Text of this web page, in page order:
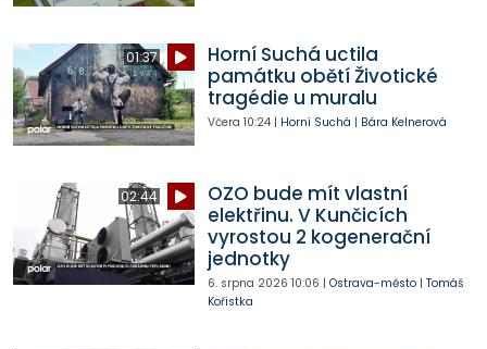
01:37
Horní Suchá uctila
památku obětí Životické
tragédie u muralu
Včera 10:24| Horní Suchá | Bára Kelnerová
02:44
OZO bude mít vlastní
elektřinu. V Kunčicích
vyrostou 2 kogenerační
jednotky
6. srpna 2026 10:06 | Ostrava-město| Tomáš
Kořistka